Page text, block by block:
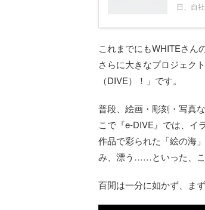
日、自
これまでにもWHITEさん
さらに大きなプロジェク
（DIVE）！」です。
普段、絵画・彫刻・写真
こで『e-DIVE』では、イ
作品で彩られた「絵の海
み、漂う……といった、こ
百閒は一分に如かず、ま